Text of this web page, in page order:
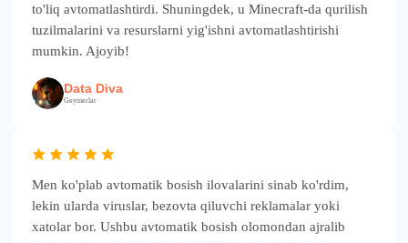
to'liq avtomatlashtirdi. Shuningdek, u Minecraft-da qurilish
tuzilmalarini va resurslarni yig'ishni avtomatlashtirishi
mumkin. Ajoyib!
Data Diva
Geymerlar
Men ko'plab avtomatik bosish ilovalarini sinab ko'rdim,
lekin ularda viruslar, bezovta qiluvchi reklamalar yoki
xatolar bor. Ushbu avtomatik bosish olomondan ajralib